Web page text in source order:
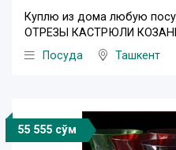
Куплю из дома любую
ОТРЕЗЫ КАСТРЮЛИ
Посуда
Ташкент
55 555 сўм